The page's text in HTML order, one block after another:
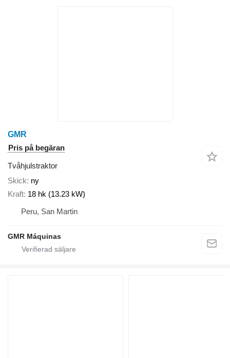
GMR
Pris på begäran
Tvåhjulstraktor
Skick ny
Kraft 18 hk (13.23 kW)
Peru, San Martin
GMR Máquinas